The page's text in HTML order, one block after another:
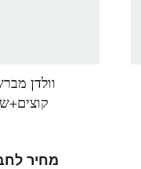
וולדן
מחיר